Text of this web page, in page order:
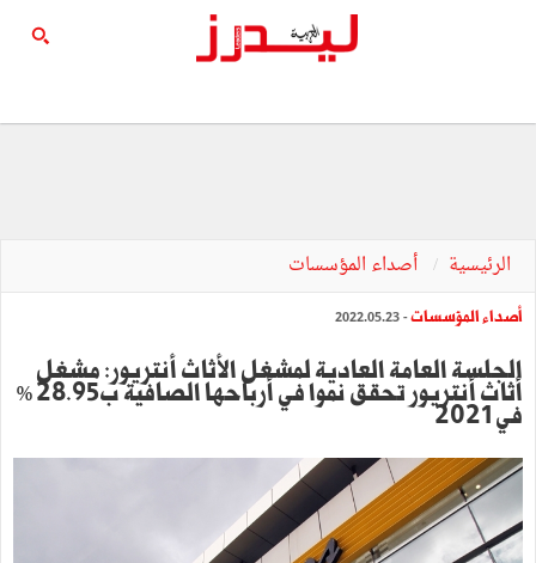
الرئيسية أصداء المؤسسات
أصداء المؤسسات- 2022.05.23
الجلسة العامة العادية لمشغل الأثاث أنتريور: مشغل
أثاث أنتريور تحقق نموا في أرباحها الصافية ب28.95 %
في 2021